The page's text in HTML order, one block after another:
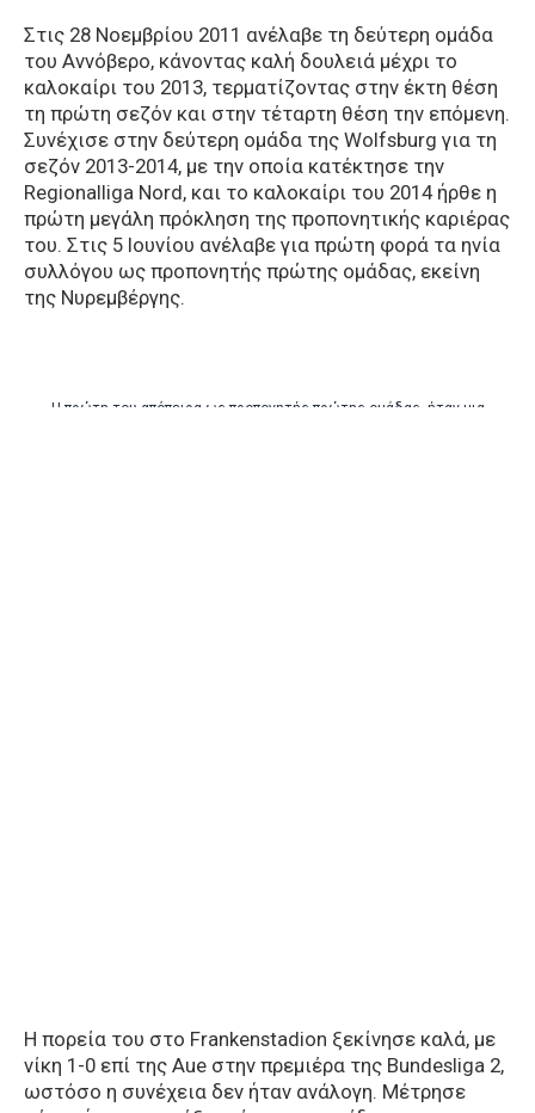
Στις 28 Νοεμβρίου 2011 ανέλαβε τη δεύτερη ομάδα
του Αννόβερο, κάνοντας καλή δουλειά μέχρι το
καλοκαίρι του 2013, τερματίζοντας στην έκτη θέση
τη πρώτη σεζόν και στην τέταρτη θέση την επόμενη.
Συνέχισε στην δεύτερη ομάδα της Wolfsburg για τη
σεζόν 2013-2014, με την οποία κατέκτησε την
Regionalliga Nord, και το καλοκαίρι του 2014 ήρθε η
πρώτη μεγάλη πρόκληση της προπονητικής καριέρας
του. Στις 5 Ιουνίου ανέλαβε για πρώτη φορά τα ηνία
συλλόγου ως προπονητής πρώτης ομάδας, εκείνη
της Νυρεμβέργης.
H πρώτη του απόπειρα ως προπονητής πρώτης ομάδας, ήταν μια
H πορεία του στο Frankenstadion ξεκίνησε καλά, με
νίκη 1-0 επί της Aue στην πρεμιέρα της Bundesliga 2,
ωστόσο η συνέχεια δεν ήταν ανάλογη. Μέτρησε